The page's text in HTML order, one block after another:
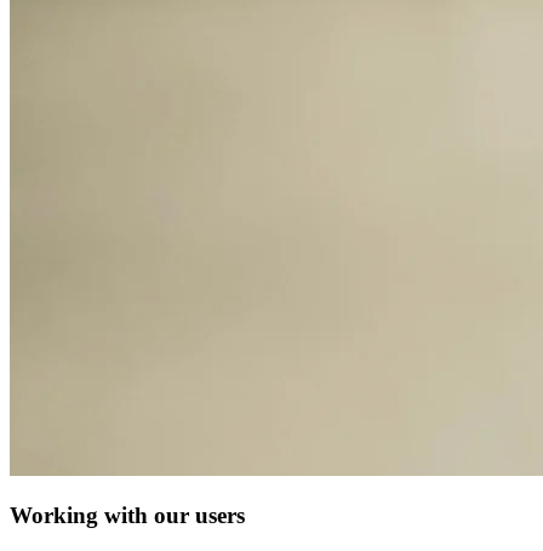
Working with our users